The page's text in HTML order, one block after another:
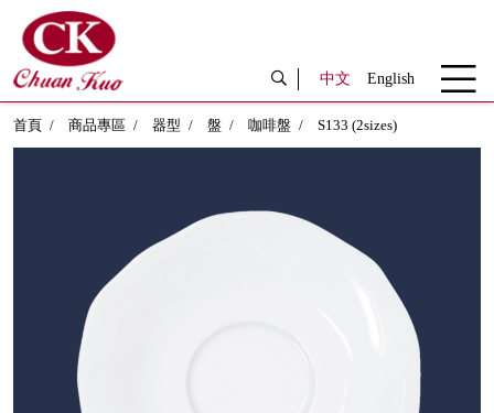
中文 English
首頁 商品專區 器型 盤 咖啡盤 S133 (2sizes)